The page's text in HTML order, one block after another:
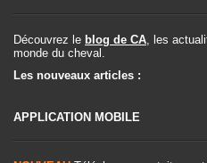
Découvrez le blog de CA, les
monde du cheval.
Les nouveaux articles :
APPLICATION MOBILE